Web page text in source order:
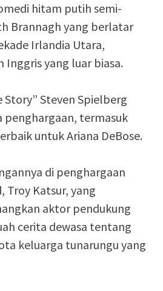
hitam putih semi-
Brannagh yang berlatar
Irlandia Utara,
yang luar biasa.
Story” Steven Spielberg
penghargaan, termasuk
untuk Ariana DeBose.
di penghargaan
Troy Katsur, yang
aktor pendukung
cerita dewasa tentang
keluarga tunarungu yang